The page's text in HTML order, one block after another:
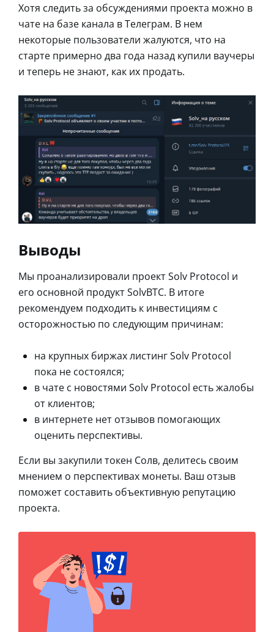
Хотя следить за обсуждениями проекта можно в
чате на базе канала в Телеграм. В нем
некоторые пользователи жалуются, что на
старте примерно два года назад купили ваучеры
и теперь не знают, как их продать.
Выводы
Мы проанализировали проект Solv Protocol и
его основной продукт SolvBTC. В итоге
рекомендуем подходить к инвестициям с
осторожностью по следующим причинам:
на крупных биржах листинг Solv Protocol
пока не состоялся;
в чате с новостями Solv Protocol есть жалобы
от клиентов;
в интернете нет отзывов помогающих
оценить перспективы.
Если вы закупили токен Солв, делитесь своим
мнением о перспективах монеты. Ваш отзыв
поможет составить объективную репутацию
проекта.